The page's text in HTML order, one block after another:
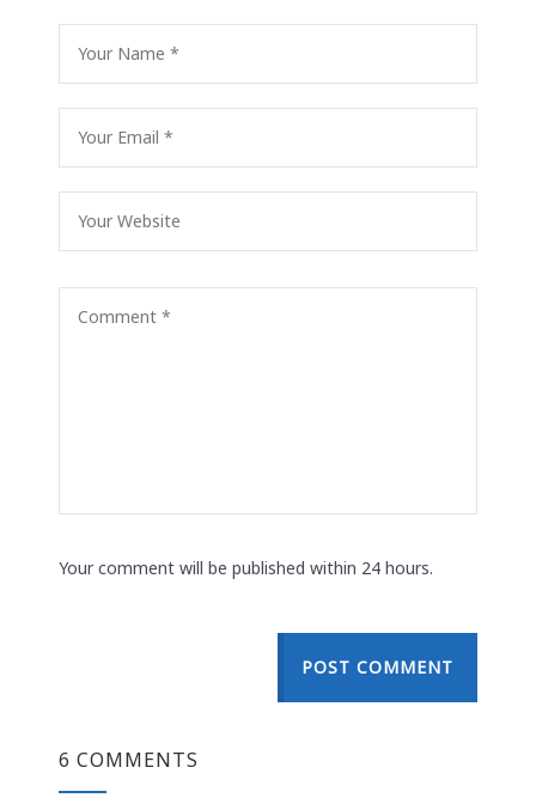
Your comment will be published within 24 hours.
POST COMMENT
6 COMMENTS